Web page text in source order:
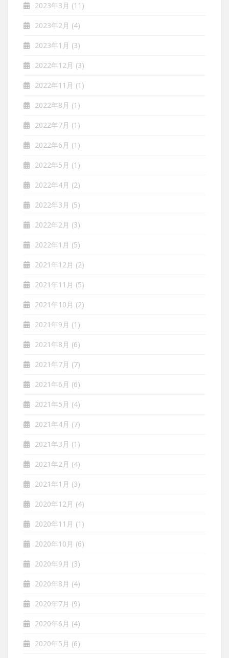
2023年3月 (11)
2023年2月 (4)
2023年1月 (3)
2022年12月 (3)
2022年11月 (1)
2022年8月 (1)
2022年7月 (1)
2022年6月 (1)
2022年5月 (1)
2022年4月 (2)
2022年3月 (5)
2022年2月 (3)
2022年1月 (5)
2021年12月 (2)
2021年11月 (5)
2021年10月 (2)
2021年9月 (1)
2021年8月 (6)
2021年7月 (7)
2021年6月 (6)
2021年5月 (4)
2021年4月 (7)
2021年3月 (1)
2021年2月 (4)
2021年1月 (3)
2020年12月 (4)
2020年11月 (1)
2020年10月 (6)
2020年9月 (3)
2020年8月 (4)
2020年7月 (9)
2020年6月 (4)
2020年5月 (6)